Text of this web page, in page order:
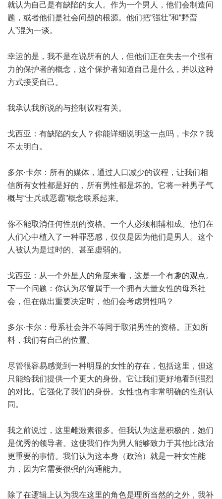
就认为自己是有缺陷的女人。作为一个男人，他们会制造问
题，或者他们是社会问题的根源。他们把“强壮”和“野蛮
人”混为一谈。
幸运的是，我不是在说所有的人，但他们正在失去一个强有
力的保护者的概念，这个保护者知道自己是什么，并以这种
方式接受自己。
我承认我所说的与控制议程有关。
戈西亚：有缺陷的女人？你能详细说明这一点吗，卡尔？我
不太明白。
多尔·卡尔：所有的媒体，通过人口减少的议程，让我们相
信所有女性都是好的，所有男性都是坏的。它将一种男子气
概与“士兵或恶霸”概念联系起来。
你不能取消任何性别的资格。一个人必须相辅相成。他们在
人们心中植入了一种罪恶感，仅仅是因为他们是男人。这个
人被认为是过时的、甚至虚弱的。
戈西亚：从一个外星人的角度来看，这是一个有趣的观点。
下一个问题：你认为尽管属于一个拥有大量女性的母系社
会，但在做出重要决定时，他们会考虑男性吗？
多尔·卡尔：母系社会并不等同于取消男性的资格。正如所
料，我们有自己的位置。
尽管很容易感觉到一种明显的女性的存在，包括这里，但这
只能给我们提供一个更大的身份。它让我们更好地看到强烈
的对比。它强化了我们的身份。女性也有非常明确的性别认
同。
我之前说过，这里雌激素很多。但我认为这是积极的，她们
是优秀的领导者。这使我们作为男人能够致力于其他比政治
更重要的事情。我们认为这本身（政治）就是一种女性能
力，因为它需要很强的沟通能力。
除了在逻辑上认为我在这里的角色是理所当然的之外，我补